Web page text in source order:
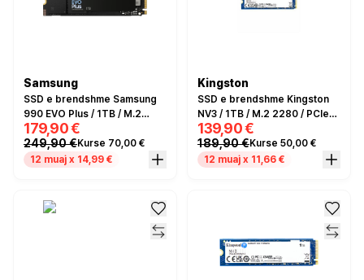
Samsung
SSD e brendshme Samsung
990 EVO Plus / 1TB / M.2
2280 / PCIe 4.0 x4 NVMe
179,90 €
249,90 €Kurse 70,00 €
12 muaj x 14,99 €
Kingston
SSD e brendshme Kingston
NV3 / 1TB / M.2 2280 / PCIe
4.0 x4 NVMe
139,90 €
189,90 €Kurse 50,00 €
12 muaj x 11,66 €